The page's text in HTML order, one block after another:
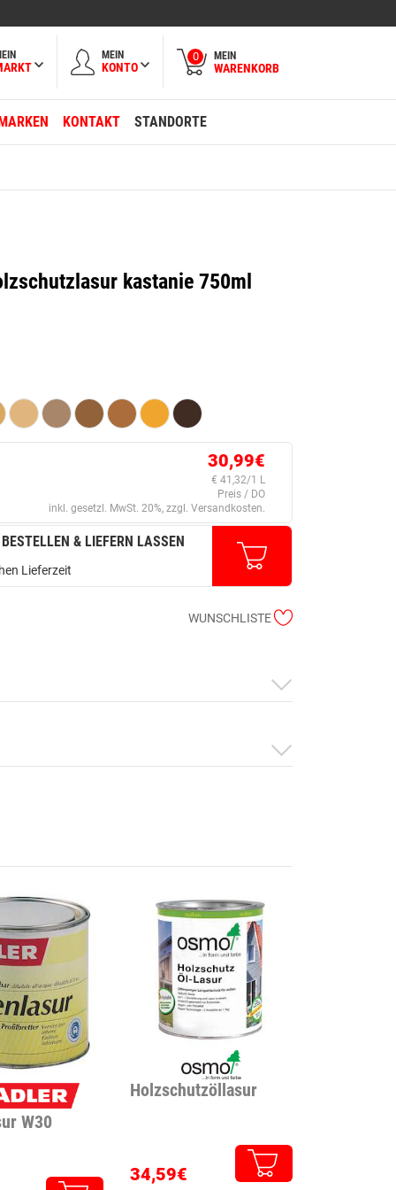
MEIN
KONTO
0 MEIN
WARENKORB
KONTAKT STANDORTE
kastanie 750ml
30,99€
€ 41,32/1 L
Preis / DO
inkl. gesetzl. MwSt. 20%, zzgl. Versandkosten.
& LIEFERN LASSEN
Lieferzeit
WUNSCHLISTE
W30
Holzschutzöllasur
34,59€